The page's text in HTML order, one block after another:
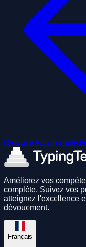
Retour à tous les
Améliorez vos
complète. Suivez vos
atteignez l'excellence
dévouement.
Français